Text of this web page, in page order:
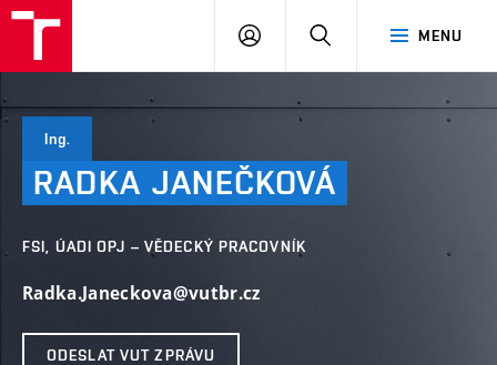
MENU
PŘIHLÁSIT
Ing.
RADKA JANEČKOVÁ
FSI, ÚADI OPJ – VĚDECKÝ PRACOVNÍK
Radka.Janeckova@vutbr.cz
ODESLAT VUT ZPRÁVU